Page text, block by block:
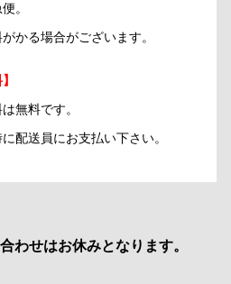
。
かる場合がございます。
無料です。
配送員にお支払い下さい。
わせはお休みとなります。